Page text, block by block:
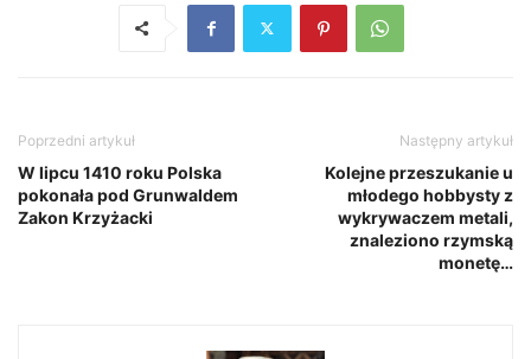
Poprzedni artykuł
W lipcu 1410 roku Polska
pokonała pod Grunwaldem
Zakon Krzyżacki
Następny artykuł
Kolejne przeszukanie u
młodego hobbysty z
wykrywaczem metali,
znaleziono rzymską
monetę…